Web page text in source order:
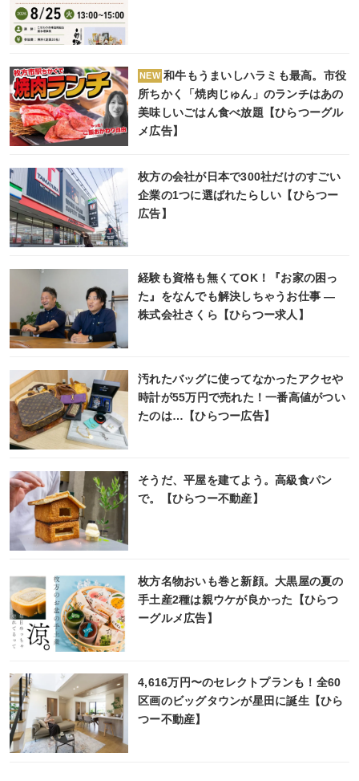
NEW 和牛もうまいしハラミも最高。市役
所ちかく「焼肉じゅん」のランチはあの
美味しいごはん食べ放題【ひらつーグル
メ広告】
枚方の会社が日本で300社だけのすごい
企業の1つに選ばれたらしい【ひらつー
広告】
経験も資格も無くてOK！『お家の困っ
た』をなんでも解決しちゃうお仕事 ―
株式会社さくら【ひらつー求人】
汚れたバッグに使ってなかったアクセや
時計が55万円で売れた！一番高値がつい
たのは…【ひらつー広告】
そうだ、平屋を建てよう。高級食パン
で。【ひらつー不動産】
枚方名物おいも巻と新顔。大黒屋の夏の
手土産2種は親ウケが良かった【ひらつ
ーグルメ広告】
4,616万円〜のセレクトプランも！全60
区画のビッグタウンが星田に誕生【ひら
つー不動産】